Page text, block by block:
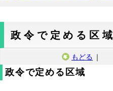
政令で定める区域
もどる ｜
政令で定める区域